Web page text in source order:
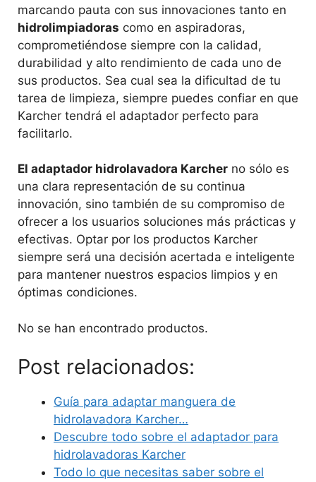
marcando pauta con sus innovaciones tanto en
hidrolimpiadoras como en aspiradoras,
comprometiéndose siempre con la calidad,
durabilidad y alto rendimiento de cada uno de
sus productos. Sea cual sea la dificultad de tu
tarea de limpieza, siempre puedes confiar en que
Karcher tendrá el adaptador perfecto para
facilitarlo.
El adaptador hidrolavadora Karcher no sólo es
una clara representación de su continua
innovación, sino también de su compromiso de
ofrecer a los usuarios soluciones más prácticas y
efectivas. Optar por los productos Karcher
siempre será una decisión acertada e inteligente
para mantener nuestros espacios limpios y en
óptimas condiciones.
No se han encontrado productos.
Post relacionados:
Guía para adaptar manguera de
hidrolavadora Karcher…
Descubre todo sobre el adaptador para
hidrolavadoras Karcher
Todo lo que necesitas saber sobre el